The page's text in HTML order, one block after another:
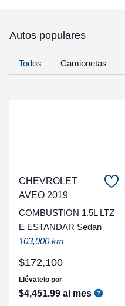
Autos populares
Todos Camionetas
CHEVROLET
AVEO 2019
COMBUSTION 1.5L LTZ
E ESTANDAR Sedan
103,000 km
$172,100
Llévatelo por
$4,451.99 al mes